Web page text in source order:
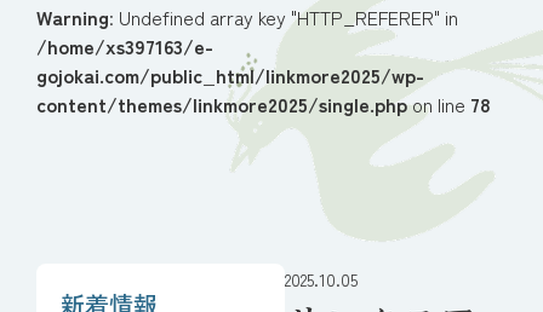
Warning: Undefined array key "HTTP_REFERER" in
/home/xs397163/e-
gojokai.com/public_html/linkmore2025/wp-
content/themes/linkmore2025/single.phpon line 78
新着情報
2025.10.05